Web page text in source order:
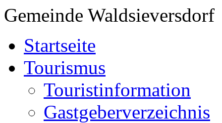
Gemeinde Waldsieversdorf
Startseite
Tourismus
Touristinformation
Gastgeberverzeichnis